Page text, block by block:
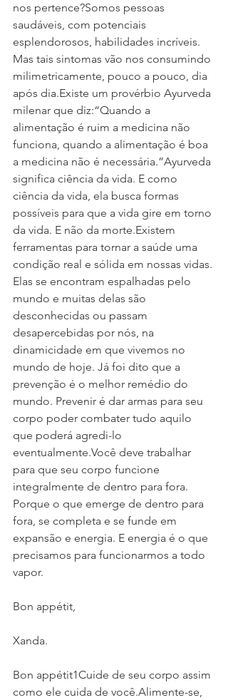
nos pertence?Somos pessoas
saudáveis, com potenciais
esplendorosos, habilidades incríveis.
Mas tais sintomas vão nos consumindo
milimetricamente, pouco a pouco, dia
após dia.Existe um provérbio Ayurveda
milenar que diz:“Quando a
alimentação é ruim a medicina não
funciona, quando a alimentação é boa
a medicina não é necessária.”Ayurveda
significa ciência da vida. E como
ciência da vida, ela busca formas
possíveis para que a vida gire em torno
da vida. E não da morte.Existem
ferramentas para tornar a saúde uma
condição real e sólida em nossas vidas.
Elas se encontram espalhadas pelo
mundo e muitas delas são
desconhecidas ou passam
desapercebidas por nós, na
dinamicidade em que vivemos no
mundo de hoje. Já foi dito que a
prevenção é o melhor remédio do
mundo. Prevenir é dar armas para seu
corpo poder combater tudo aquilo
que poderá agredi-lo
eventualmente.Você deve trabalhar
para que seu corpo funcione
integralmente de dentro para fora.
Porque o que emerge de dentro para
fora, se completa e se funde em
expansão e energia. E energia é o que
precisamos para funcionarmos a todo
vapor.
Bon appétit,
Xanda.
Bon appétit1Cuide de seu corpo assim
como ele cuida de você.Alimente-se,